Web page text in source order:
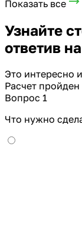
Показать все
Узнайте
ответив
Это интересно
Расчет пройден
Вопрос 1
Что нужно